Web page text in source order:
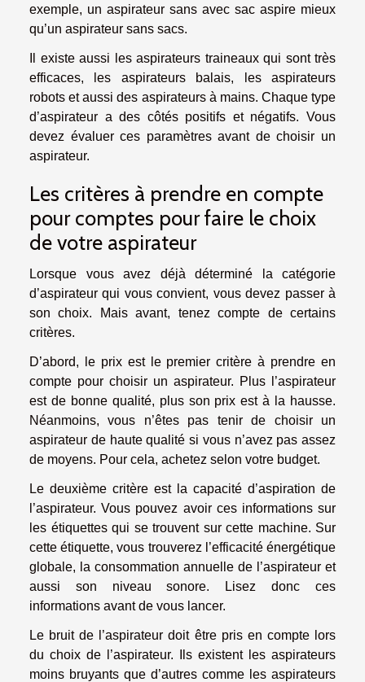
exemple, un aspirateur sans avec sac aspire mieux
qu’un aspirateur sans sacs.
Il existe aussi les aspirateurs traineaux qui sont très
efficaces, les aspirateurs balais, les aspirateurs
robots et aussi des aspirateurs à mains. Chaque type
d’aspirateur a des côtés positifs et négatifs. Vous
devez évaluer ces paramètres avant de choisir un
aspirateur.
Les critères à prendre en compte
pour comptes pour faire le choix
de votre aspirateur
Lorsque vous avez déjà déterminé la catégorie
d’aspirateur qui vous convient, vous devez passer à
son choix. Mais avant, tenez compte de certains
critères.
D’abord, le prix est le premier critère à prendre en
compte pour choisir un aspirateur. Plus l’aspirateur
est de bonne qualité, plus son prix est à la hausse.
Néanmoins, vous n’êtes pas tenir de choisir un
aspirateur de haute qualité si vous n’avez pas assez
de moyens. Pour cela, achetez selon votre budget.
Le deuxième critère est la capacité d’aspiration de
l’aspirateur. Vous pouvez avoir ces informations sur
les étiquettes qui se trouvent sur cette machine. Sur
cette étiquette, vous trouverez l’efficacité énergétique
globale, la consommation annuelle de l’aspirateur et
aussi son niveau sonore. Lisez donc ces
informations avant de vous lancer.
Le bruit de l’aspirateur doit être pris en compte lors
du choix de l’aspirateur. Ils existent les aspirateurs
moins bruyants que d’autres comme les aspirateurs